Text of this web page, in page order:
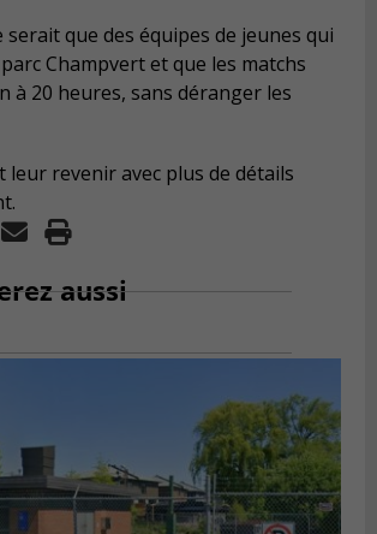
serait que des équipes de jeunes qui
Champvert et que les matchs
à 20 heures, sans déranger les
leur revenir avec plus de détails
aussi